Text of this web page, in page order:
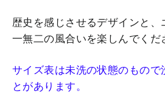
歴史を感じさせるデザインと、
一無二の風合いを楽しんでくだ
サイズ表は未洗の状態のもので
とがあります。